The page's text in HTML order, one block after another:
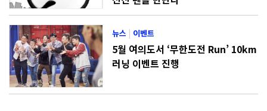
뉴스 이벤트
5월 여의도서 ‘무한도전 Run’ 10km
러닝 이벤트 진행